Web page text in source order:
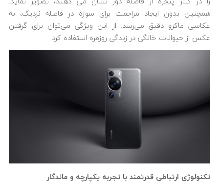
همچنین بدون ایجاد مزاحمت برای سوژه در فاصله نزدیک، به
عکاسی ماکرو دقیق می‌رسد. از این ویژگی می‌توان برای گرفتن
عکس از حیوانات خانگی در زندگی روزمره استفاده کرد.
تکنولوژی ارتباطی قدرتمند با تجربه یکپارچه و ماندگار